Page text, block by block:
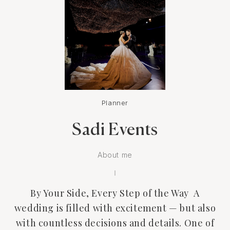
Planner
Sadi Events
About me
By Your Side, Every Step of the Way A
wedding is filled with excitement — but also
with countless decisions and details. One of